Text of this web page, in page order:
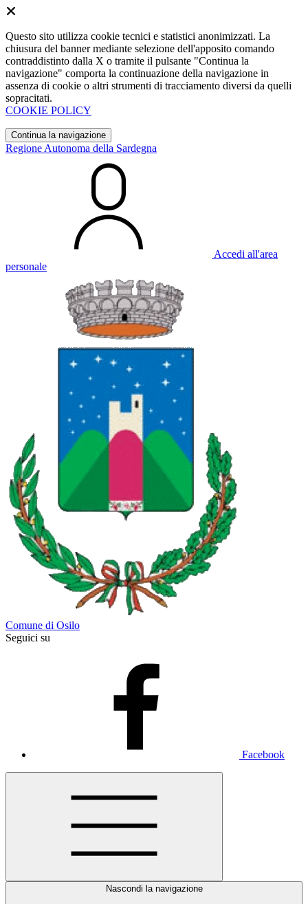
Questo sito utilizza cookie tecnici e statistici anonimizzati. La
chiusura del banner mediante selezione dell'apposito comando
contraddistinto dalla X o tramite il pulsante "Continua la
navigazione" comporta la continuazione della navigazione in
assenza di cookie o altri strumenti di tracciamento diversi da quelli
sopracitati.
COOKIE POLICY
Continua la navigazione
Regione Autonoma della Sardegna
Accedi all'area
personale
Comune di Osilo
Seguici su
Facebook
Nascondi la navigazione